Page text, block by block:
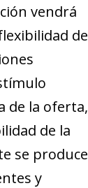
vendrá
de
de la oferta,
de la
se produce
y